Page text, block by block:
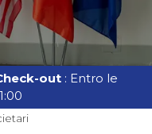
out : Entro le